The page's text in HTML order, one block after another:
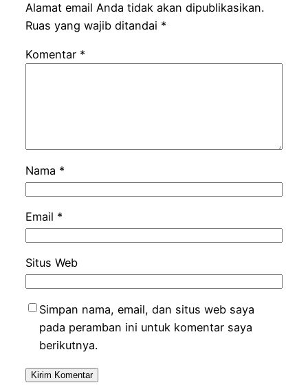
Alamat email Anda tidak akan dipublikasikan.
Ruas yang wajib ditandai *
Komentar *
Nama *
Email *
Situs Web
Simpan nama, email, dan situs web saya
pada peramban ini untuk komentar saya
berikutnya.